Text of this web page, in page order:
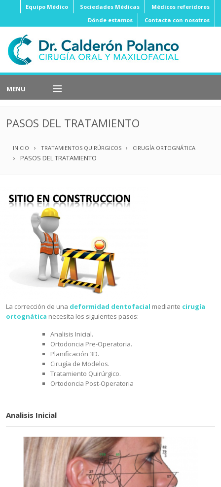
Equipo Médico Sociedades Médicas
Médicos referidores
Dónde estamos
Contacta con nosotros
MENU
CirugíaOral
CirugíaOncológica
Glándulas
Fracturas
DistracciónOsteogénica
FeminizaciónFacial
PASOS DEL TRATAMIENTO
INICIO TRATAMIENTOS QUIRÚRGICOS CIRUGÍA ORTOGNÁTICA
PASOS DEL TRATAMIENTO
La corrección de una deformidad dentofacial mediante cirugía
ortognática necesita los siguientes pasos:
Analisis Inicial.
Ortodoncia Pre-Operatoria.
Planificación 3D.
Cirugía de Modelos.
Tratamiento Quirúrgico.
Ortodoncia Post-Operatoria
Analisis Inicial